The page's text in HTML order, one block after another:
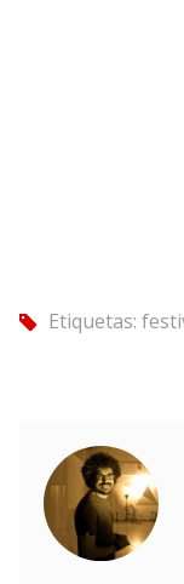
tag Etiquetas: